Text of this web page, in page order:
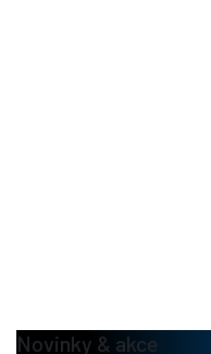
Novinky & akce